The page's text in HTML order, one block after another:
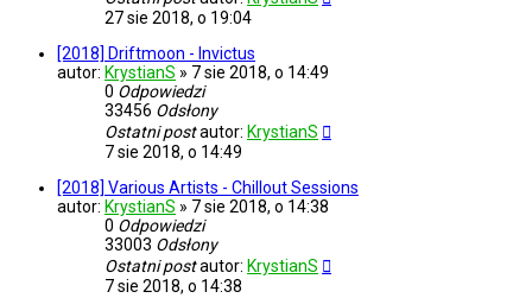
27 sie 2018, o 19:04
[2018] Driftmoon - Invictus
autor: KrystianS » 7 sie 2018, o 14:49
0 Odpowiedzi
33456 Odsłony
Ostatni postautor: KrystianS
7 sie 2018, o 14:49
[2018] Various Artists - Chillout Sessions
autor: KrystianS » 7 sie 2018, o 14:38
0 Odpowiedzi
33003 Odsłony
Ostatni postautor: KrystianS
7 sie 2018, o 14:38